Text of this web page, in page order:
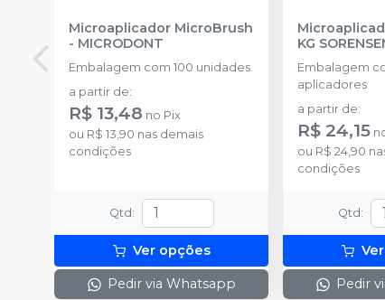
Microaplicador MicroBrush
- MICRODONT
Embalagem com 100 unidades.
a partir de:
R$ 13,48 no Pix
ou R$ 13,90 nas demais
condições
Qtd :
Ver opções
Pedir via Whatsapp
KG
Embalagem
aplicadores
a partir de:
R$ 24,15
ou R$ 24,90
condições
Qtd :
Pedir